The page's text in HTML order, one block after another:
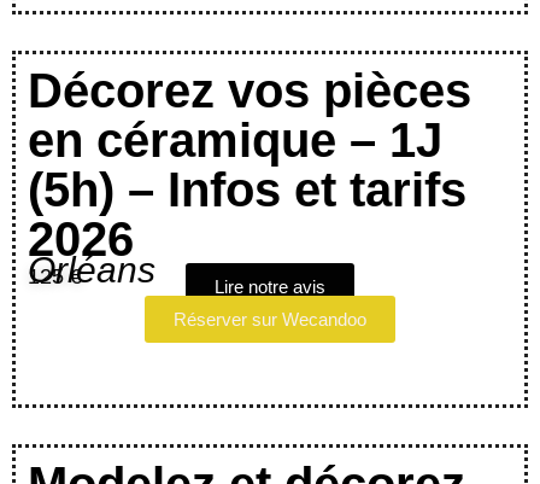
Décorez vos pièces
en céramique – 1J
(5h) – Infos et tarifs
2026
Orléans
125 €
Lire notre avis
Réserver sur Wecandoo